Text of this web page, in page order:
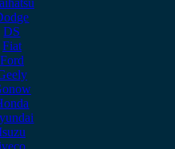
DS
Fiat
Ford